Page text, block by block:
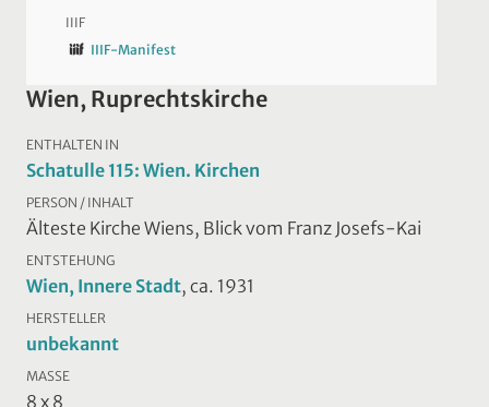
IIIF
IIIF-Manifest
Wien, Ruprechtskirche
ENTHALTEN IN
Schatulle 115: Wien. Kirchen
PERSON / INHALT
Älteste Kirche Wiens, Blick vom Franz Josefs-Kai
ENTSTEHUNG
Wien, Innere Stadt, ca. 1931
HERSTELLER
unbekannt
MASSE
8 x 8